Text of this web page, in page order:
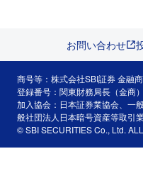
お問い合わせ
商号等：株式会社SBI証券 金融
登録番号：関東財務局長（金商
加入協会：日本証券業協会、一
般社団法人日本暗号資産等取引
© SBI SECURITIES Co., Ltd.